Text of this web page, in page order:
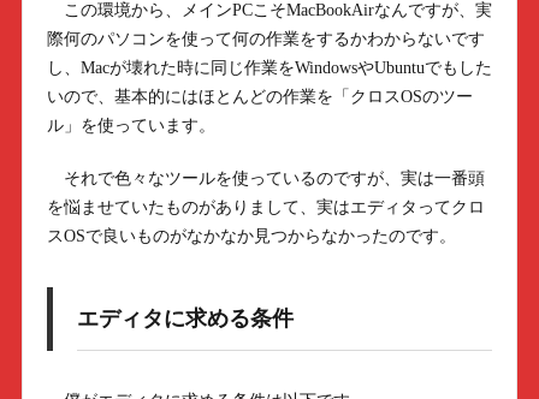
この環境から、メインPCこそMacBookAirなんですが、実
際何のパソコンを使って何の作業をするかわからないです
し、Macが壊れた時に同じ作業をWindowsやUbuntuでもした
いので、基本的にはほとんどの作業を「クロスOSのツー
ル」を使っています。
それで色々なツールを使っているのですが、実は一番頭
を悩ませていたものがありまして、実はエディタってクロ
スOSで良いものがなかなか見つからなかったのです。
エディタに求める条件